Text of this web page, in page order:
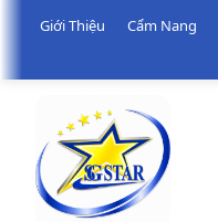
Giới Thiệu Cẩm Nang